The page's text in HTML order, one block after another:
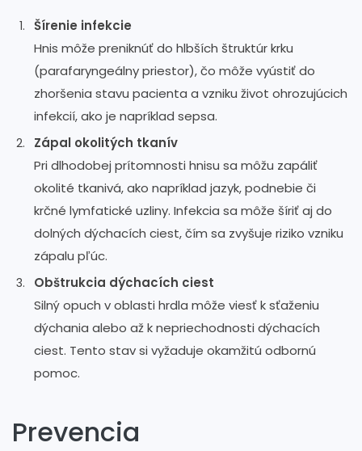
Šírenie infekcie
Hnis môže preniknúť do hlbších štruktúr krku
(parafaryngeálny priestor), čo môže vyústiť do
zhoršenia stavu pacienta a vzniku život ohrozujúcich
infekcií, ako je napríklad sepsa.
Zápal okolitých tkanív
Pri dlhodobej prítomnosti hnisu sa môžu zapáliť
okolité tkanivá, ako napríklad jazyk, podnebie či
krčné lymfatické uzliny. Infekcia sa môže šíriť aj do
dolných dýchacích ciest, čím sa zvyšuje riziko vzniku
zápalu pľúc.
Obštrukcia dýchacích ciest
Silný opuch v oblasti hrdla môže viesť k sťaženiu
dýchania alebo až k nepriechodnosti dýchacích
ciest. Tento stav si vyžaduje okamžitú odbornú
pomoc.
Prevencia